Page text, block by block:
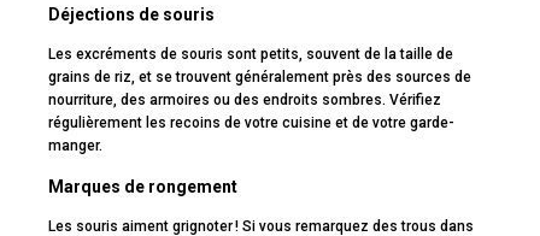
Déjections de souris
Les excréments de souris sont petits, souvent de la taille de
grains de riz, et se trouvent généralement près des sources de
nourriture, des armoires ou des endroits sombres. Vérifiez
régulièrement les recoins de votre cuisine et de votre garde-
manger.
Marques de rongement
Les souris aiment grignoter ! Si vous remarquez des trous dans